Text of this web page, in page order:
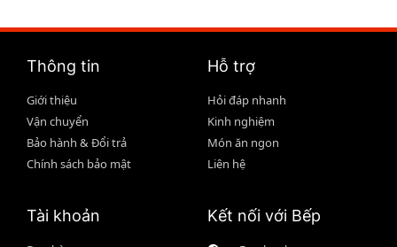
Thông tin
Giới thiệu
Vận chuyển
Bảo hành & Đổi trả
Chính sách bảo mật
Hỗ trợ
Hỏi đáp nhanh
Kinh nghiệm
Món ăn ngon
Liên hệ
Tài khoản Kết nối với Bếp